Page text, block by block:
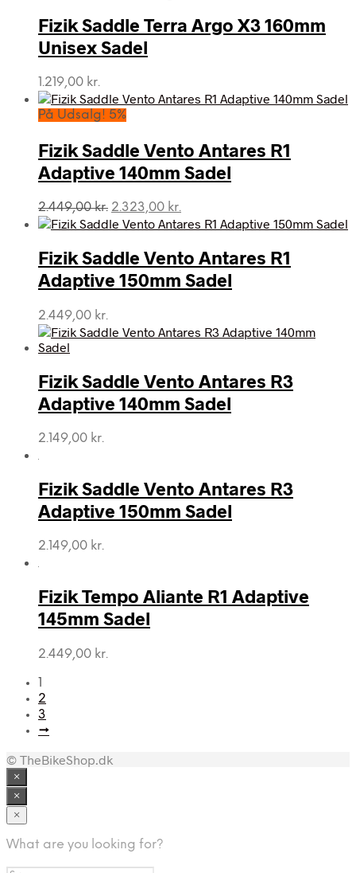
Fizik Saddle Terra Argo X3 160mm
Unisex Sadel
1.219,00 kr.
På Udsalg! 5%
Fizik Saddle Vento Antares R1
Adaptive 140mm Sadel
2.449,00kr. Den
oprindelige
var:
2.449,00 kr..
2.323,00 kr.
aktuelle
er:
2.323,00 kr..
Fizik Saddle Vento Antares R1
Adaptive 150mm Sadel
2.449,00 kr.
Fizik Saddle Vento Antares R3
Adaptive 140mm Sadel
2.149,00 kr.
Fizik Saddle Vento Antares R3
Adaptive 150mm Sadel
2.149,00 kr.
Fizik Tempo Aliante R1 Adaptive
145mm Sadel
2.449,00 kr.
1
2
3
→
© TheBikeShop.dk
×
×
×
What are you looking for?